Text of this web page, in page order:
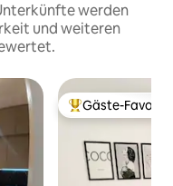
werden
und weiteren
Beliebter Gäste-
Gäste-Favorit